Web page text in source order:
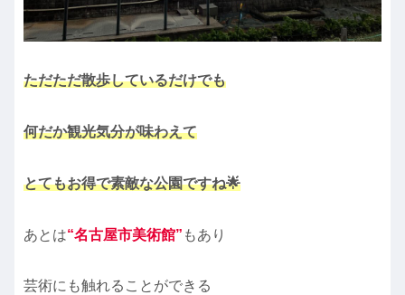
ただただ散歩しているだけでも
何だか観光気分が味わえて
とてもお得で素敵な公園ですね🌟
あとは“名古屋市美術館” もあり
芸術にも触れることができる